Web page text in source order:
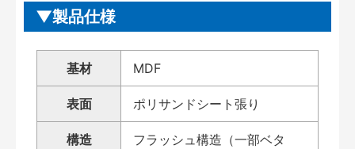
製品仕様
基材 MDF
表面 ポリサンドシート張り
構造
フラッシュ構造（一部ベタ